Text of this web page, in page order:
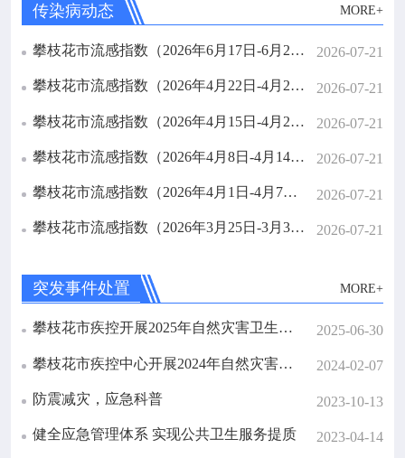
传染病动态 MORE+
攀枝花市流感指数（2026年6月17日-6月23日） 2026-07-21
攀枝花市流感指数（2026年4月22日-4月28日） 2026-07-21
攀枝花市流感指数（2026年4月15日-4月21日） 2026-07-21
攀枝花市流感指数（2026年4月8日-4月14日） 2026-07-21
攀枝花市流感指数（2026年4月1日-4月7日） 2026-07-21
攀枝花市流感指数（2026年3月25日-3月31日） 2026-07-21
突发事件处置 MORE+
攀枝花市疾控开展2025年自然灾害卫生应急演练与培训 2025-06-30
攀枝花市疾控中心开展2024年自然灾害卫生防疫培训 与实操演练 2024-02-07
防震减灾，应急科普 2023-10-13
健全应急管理体系 实现公共卫生服务提质 2023-04-14